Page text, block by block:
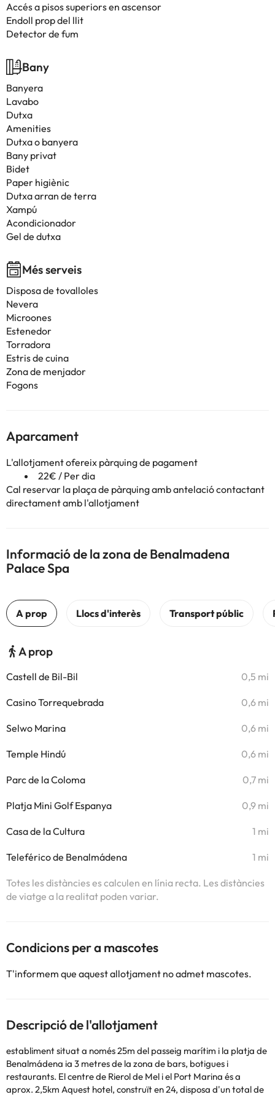
Accés a pisos superiors en ascensor
Endoll prop del llit
Detector de fum
Bany
Banyera
Lavabo
Dutxa
Amenities
Dutxa o banyera
Bany privat
Bidet
Paper higiènic
Dutxa arran de terra
Xampú
Acondicionador
Gel de dutxa
Més serveis
Disposa de tovalloles
Nevera
Microones
Estenedor
Torradora
Estris de cuina
Zona de menjador
Fogons
Aparcament
L'allotjament ofereix pàrquing de pagament
22€ / Per dia
Cal reservar la plaça de pàrquing amb antelació contactant
directament amb l'allotjament
Informació de la zona de Benalmadena
Palace Spa
A prop
Castell de Bil-Bil 0,5 mi
Casino Torrequebrada 0,6 mi
Selwo Marina 0,6 mi
Temple Hindú 0,6 mi
Parc de la Coloma 0,7 mi
Platja Mini Golf Espanya 0,9 mi
Casa de la Cultura 1 mi
Teleférico de Benalmádena 1 mi
Totes les distàncies es calculen en línia recta. Les distàncies
de viatge a la realitat poden variar.
Condicions per a mascotes
T'informem que aquest allotjament no admet mascotes.
Descripció de l'allotjament
establiment situat a només 25m del passeig marítim i la platja de
Benalmádena ia 3 metres de la zona de bars, botigues i
restaurants. El centre de Rierol de Mel i el Port Marina és a
aprox. 2,5km Aquest hotel, construït en 24, disposa d'un total de